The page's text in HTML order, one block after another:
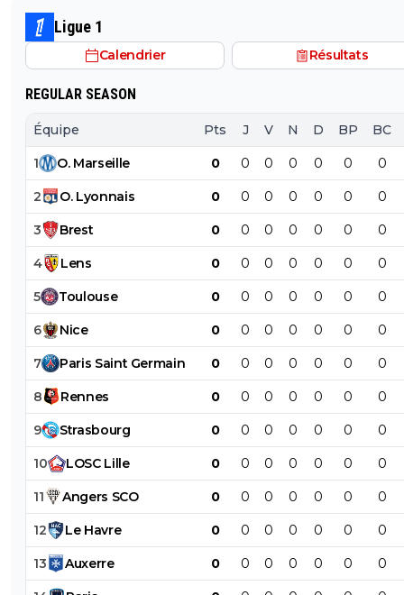
avec l'OL qui est une valeur sûre... contrairement à
Ligue 1
Calendrier Résultats
REGULAR SEASON
Équipe Pts J V N D BP BC
1 O. Marseille 0 0 0 0 0 0 0
2 O. Lyonnais 0 0 0 0 0 0 0
3 Brest 0 0 0 0 0 0 0
4 Lens 0 0 0 0 0 0 0
5 Toulouse 0 0 0 0 0 0 0
6 Nice 0 0 0 0 0 0 0
7 Paris Saint Germain 0 0 0 0 0 0 0
8 Rennes 0 0 0 0 0 0 0
9 Strasbourg 0 0 0 0 0 0 0
10 LOSC Lille 0 0 0 0 0 0 0
11 Angers SCO 0 0 0 0 0 0 0
12 Le Havre 0 0 0 0 0 0 0
13 Auxerre 0 0 0 0 0 0 0